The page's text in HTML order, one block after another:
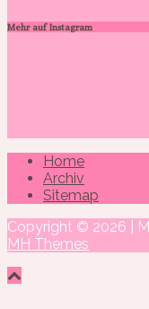
Mehr auf Instagram
Home
Archiv
Sitemap
Copyright © 2026 |
MH Themes